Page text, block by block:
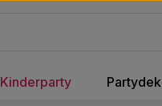
Kinderparty